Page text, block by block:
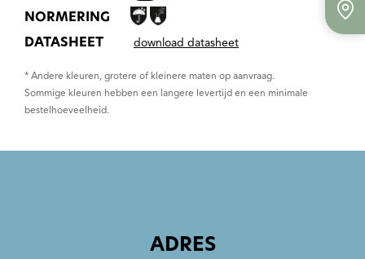
NORMERING
DATASHEET
download datasheet
* Andere kleuren, grotere of kleinere maten op aanvraag.
Sommige kleuren hebben een langere levertijd en een minimale
bestelhoeveelheid.
ADRES